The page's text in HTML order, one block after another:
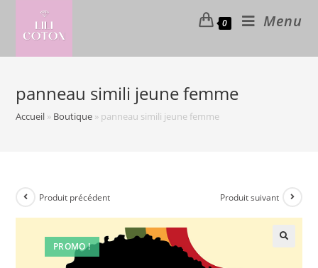
content
0 Menu
panneau simili jeune femme
Accueil » Boutique » panneau simili jeune femme
PROMO !
Produit précédent Produit suivant